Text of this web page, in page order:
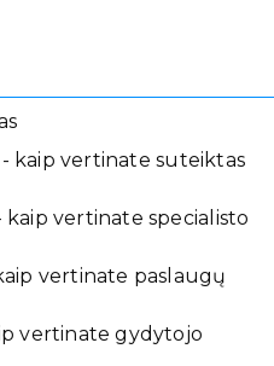
kaip vertinate suteiktas
kaip vertinate specialisto
vertinate paslaugų
vertinate gydytojo